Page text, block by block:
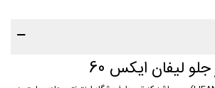
لیفان ایکس 60